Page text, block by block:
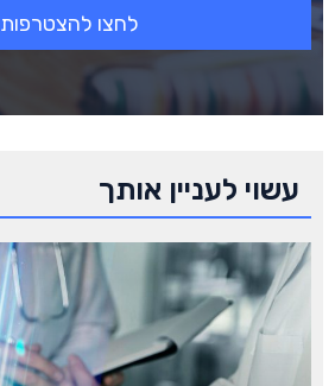
לחצו להצטרפות
עשוי לעניין אותך